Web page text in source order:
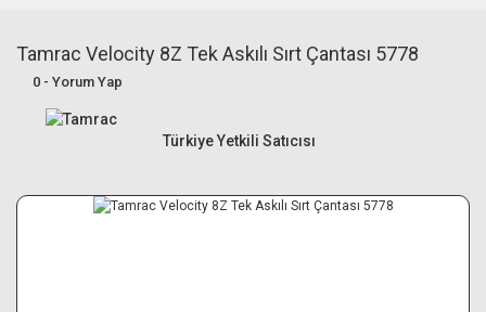
Canon R6 Mark IIIBundle Setler
Alışverişe
Tamrac Velocity 8Z Tek Askılı Sırt Çantası 5778
0 - Yorum Yap
Türkiye Yetkili Satıcısı